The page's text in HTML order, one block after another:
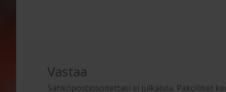
Vastaa
Sähköpostiosoitettasi ei julkaista. Pakolliset